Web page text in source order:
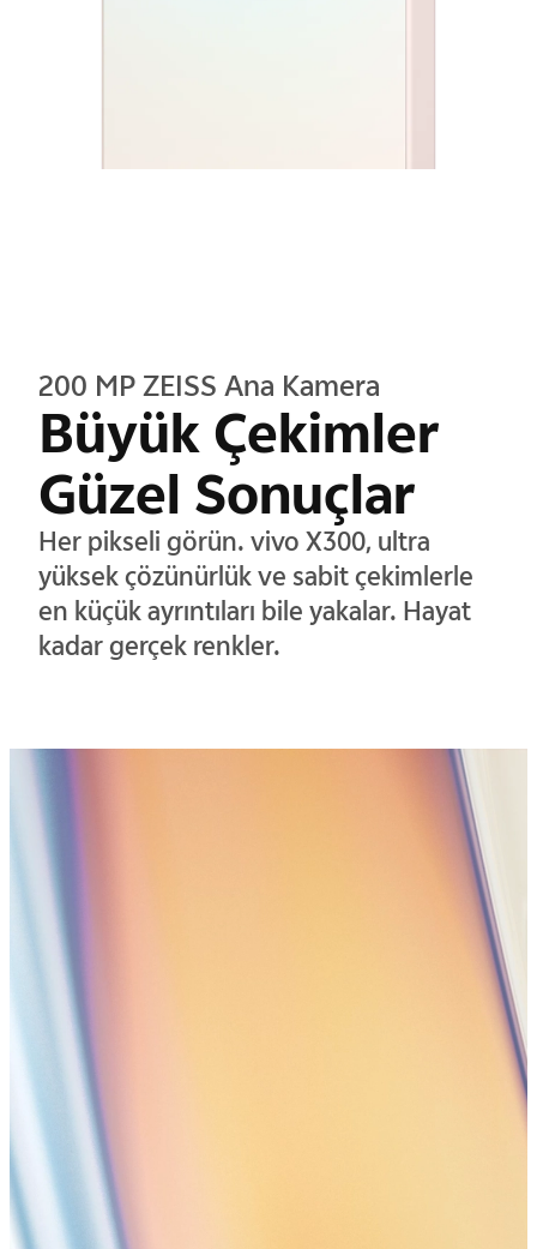
200 MP ZEISS Ana Kamera
Büyük Çekimler
Güzel Sonuçlar
Her pikseli görün. vivo X300, ultra
yüksek çözünürlük ve sabit çekimlerle
en küçük ayrıntıları bile yakalar. Hayat
kadar gerçek renkler.